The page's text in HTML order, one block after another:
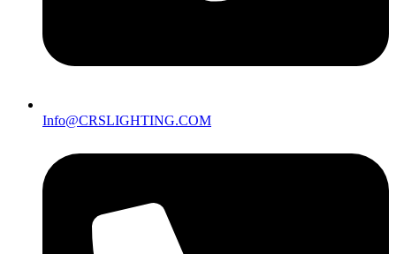
Info@CRSLIGHTING.COM